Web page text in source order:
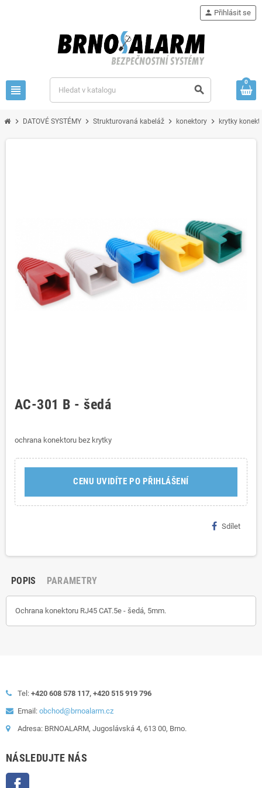
view_headline search
person Přihlásit se
0
chevron_right DATOVÉ SYSTÉMY chevron_right Strukturovaná kabeláž chevron_right konektory chevron_right krytky
AC-301 B - šedá
ochrana konektoru bez krytky
CENU UVIDÍTE PO PŘIHLÁŠENÍ
Sdílet
POPIS PARAMETRY
Ochrana konektoru RJ45 CAT.5e - šedá, 5mm.
Tel: +420 608 578 117, +420 515 919 796
Email: obchod@brnoalarm.cz
Adresa: BRNOALARM, Jugoslávská 4, 613 00, Brno.
NÁSLEDUJTE NÁS